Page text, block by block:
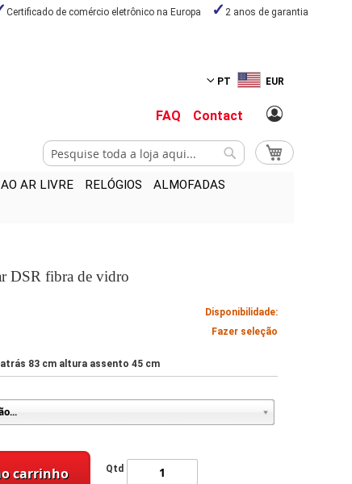
Certificado de comércio eletrônico na Europa 2 anos de garantia
PT EUR
FAQ Contact
O Meu Carrinho
Pesquisa
AO AR LIVRE RELÓGIOS
ALMOFADAS
DSR fibra de vidro
Disponibilidade:
Fazer seleção
83 cm altura assento 45 cm
Qtd
carrinho